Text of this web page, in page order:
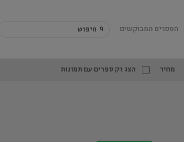
הספרים המבוקשים
מחיר הצג רק ספרים עם תמונות